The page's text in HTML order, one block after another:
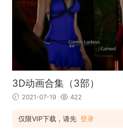
3D动画合集（3部）
2021-07-19 422
仅限VIP下载，请先 登录